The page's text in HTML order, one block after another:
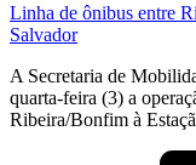
Linha de ônibus entre
Salvador
A Secretaria de
quarta-feira (3) a
Ribeira/Bonfim à